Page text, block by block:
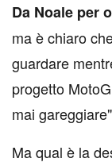
Da Noale per
ma è chiaro
guardare
progetto
mai
Ma qual è la